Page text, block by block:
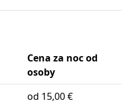
Cena za noc od
osoby
od 15,00 €